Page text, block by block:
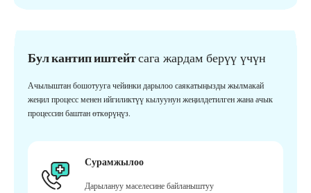
Бул кантип иштейтсага жардам берүү үчүн
Ачылыштан бошотууга чейинки дарылоо саякатыңызды жылмакай
жеңил процесс менен ийгиликтүү кылуунун жеңилдетилген жана ачык
процессин баштан өткөрүңүз.
Сурамжылоо
Дарылануу маселесине байланыштуу